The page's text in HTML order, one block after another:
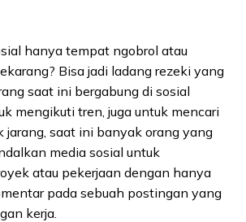
hanya tempat ngobrol atau
Bisa jadi ladang rezeki yang
saat ini bergabung di sosial
mengikuti tren, juga untuk mencari
jarang, saat ini banyak orang yang
media sosial untuk
atau pekerjaan dengan hanya
pada sebuah postingan yang
kerja.